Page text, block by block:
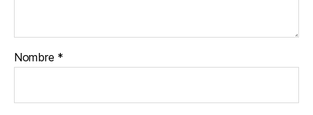
Nombre *